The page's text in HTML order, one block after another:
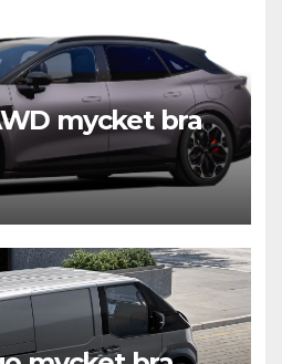
mycket bra